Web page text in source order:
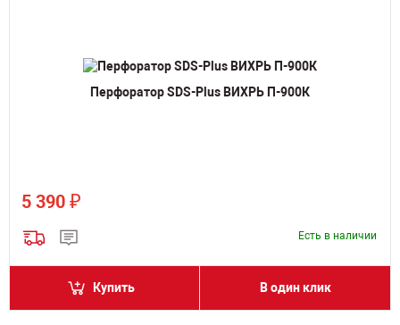
Перфоратор SDS-Plus ВИХРЬ П-900К
5 390 ₽
Есть в наличии
Купить В один клик